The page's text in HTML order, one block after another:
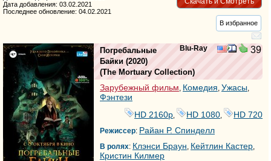
Дата добавления: 03.02.2021
Последнее обновление: 04.02.2021
В избранное
Blu-Ray 39
Погребальные
Байки (2020)
(The Mortuary Collection)
Зарубежный фильм Комедия Ужасы
Фэнтези
HD 2160р
HD 1080 HD 720
Режиссер: Райан Р. Спинделл
В ролях: Клэнси Браун Кейтлин Кастер
Кристин Килмер